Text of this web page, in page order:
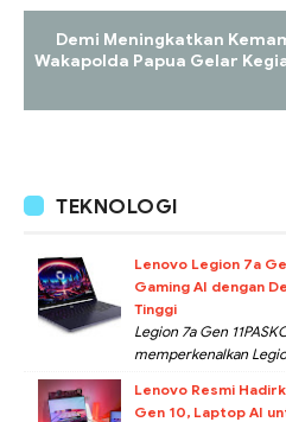
Demi Meningkatkan
Wakapolda Papua Gelar
TEKNOLOGI
Lenovo Legion 7a
Gaming AI dengan
Tinggi
Legion 7a Gen
memperkenalkan
Lenovo Resmi
Gen 10, Laptop AI